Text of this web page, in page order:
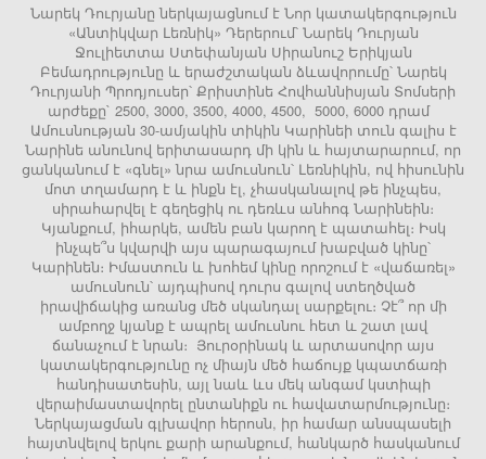
Նարեկ Դուրյանը ներկայացնում է Նոր կատակերգություն
«Անտիկվար Լեռնիկ» Դերերում՝ Նարեկ Դուրյան
Ջուլիետտա Ստեփանյան Սիրանուշ Երիկյան
Բեմադրությունը և երաժշտական ձևավորումը՝ Նարեկ
Դուրյանի Պրոդյուսեր՝ Քրիստինե Հովհաննիսյան Տոմսերի
արժեքը` 2500, 3000, 3500, 4000, 4500, 5000, 6000 դրամ
Ամուսնության 30-ամյակին տիկին Կարինեի տուն գալիս է
Նարինե անունով երիտասարդ մի կին և հայտարարում, որ
ցանկանում է «գնել» նրա ամուսնուն՝ Լեռնիկին, ով հիսունին
մոտ տղամարդ է և ինքն էլ, չհասկանալով թե ինչպես,
սիրահարվել է գեղեցիկ ու դեռևս անհոգ Նարինեին։
Կյանքում, իհարկե, ամեն բան կարող է պատահել։ Իսկ
ինչպե՞ս կվարվի այս պարագայում խաբված կինը՝
Կարինեն։ Իմաստուն և խոհեմ կինը որոշում է «վաճառել»
ամուսնուն՝ այդպիսով դուրս գալով ստեղծված
իրավիճակից առանց մեծ սկանդալ սարքելու։ Չէ՞ որ մի
ամբողջ կյանք է ապրել ամուսնու հետ և շատ լավ
ճանաչում է նրան։ Յուրօրինակ և արտասովոր այս
կատակերգությունը ոչ միայն մեծ հաճույք կպատճառի
հանդիսատեսին, այլ նաև ևս մեկ անգամ կստիպի
վերաիմաստավորել ընտանիքն ու հավատարմությունը։
Ներկայացման գլխավոր հերոսն, իր համար անսպասելի
հայտնվելով երկու քարի արանքում, հանկարծ հասկանում